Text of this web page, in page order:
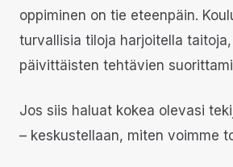
oppiminen on tie eteenpäin.
turvallisia tiloja harjoitella
päivittäisten tehtävien
Jos siis haluat kokea olevasi
– keskustellaan, miten voimme